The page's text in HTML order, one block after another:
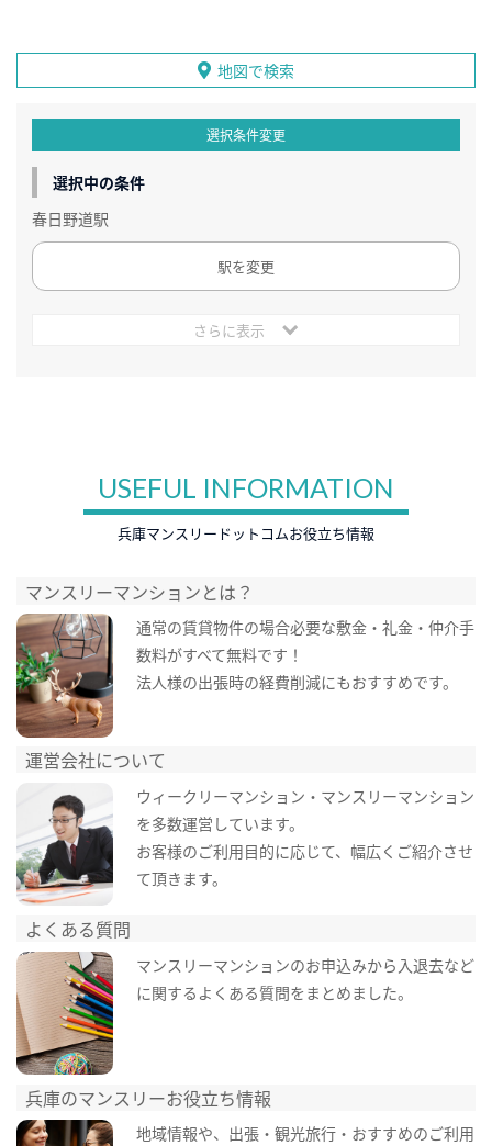
地図で検索
選択条件変更
選択中の条件
春日野道駅
駅を変更
さらに表示
USEFUL INFORMATION
兵庫マンスリードットコムお役立ち情報
マンスリーマンションとは？
通常の賃貸物件の場合必要な敷金・礼金・仲介手
数料がすべて無料です！
法人様の出張時の経費削減にもおすすめです。
運営会社について
ウィークリーマンション・マンスリーマンション
を多数運営しています。
お客様のご利用目的に応じて、幅広くご紹介させ
て頂きます。
よくある質問
マンスリーマンションのお申込みから入退去など
に関するよくある質問をまとめました。
兵庫のマンスリーお役立ち情報
地域情報や、出張・観光旅行・おすすめのご利用